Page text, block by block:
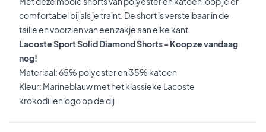
comfortabel bij als je traint. De short is verstelbaar in de
taille en voorzien van een zakje aan elke kant.
Lacoste Sport Solid Diamond Shorts - Koop ze vandaag
nog!
Materiaal: 65% polyester en 35% katoen
Kleur: Marineblauw met het klassieke Lacoste
krokodillenlogo op de dij